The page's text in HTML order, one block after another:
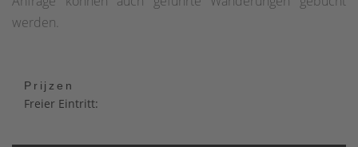
werden.
Prijzen
Freier Eintritt: